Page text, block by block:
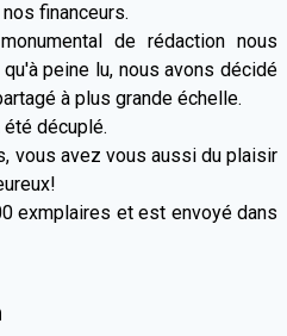
financeurs.
de rédaction nous
peine lu, nous avons décidé
à plus grande échelle.
décuplé.
vous avez vous aussi du plaisir
exmplaires et est envoyé dans